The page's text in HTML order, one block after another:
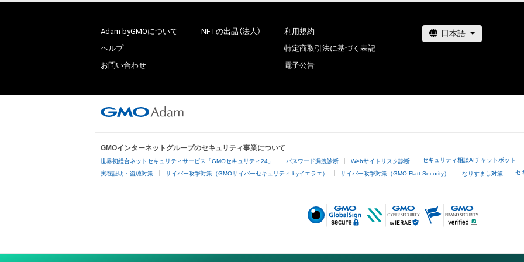
Adam byGMOについて
ヘルプ
お問い合わせ
NFTの出品（法人）
利用規約
特定商取引法に基づく表記
電子公告
GMOインターネットグループのセキュリティ事業について
世界初総合ネットセキュリティサービス「GMOセキュリティ24」 パスワード漏洩診断 Webサイトリスク診断 セキュリティ相談AIチャットボット
実在証明・盗聴対策 サイバー攻撃対策（GMOサイバーセキュリティ byイエラエ） サイバー攻撃対策（GMO Flatt Security） なりすまし対策 セ